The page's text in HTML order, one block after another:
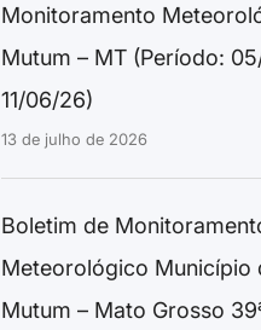
Monitoramento
Mutum – MT (Período:
11/06/26)
13 de julho de 2026
Boletim de
Meteorológico Município
Mutum – Mato Grosso